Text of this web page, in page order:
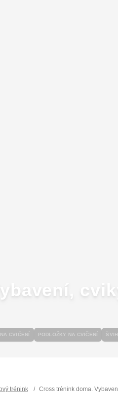
CVIČENÍ PODLOŽKY NA CVIČENÍ
trénink / Cross trénink doma.